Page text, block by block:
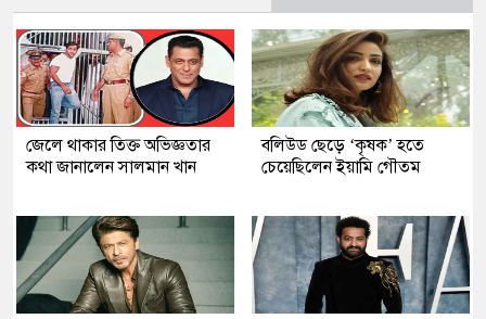
জেলে থাকার তিক্ত অভিজ্ঞতার
কথা জানালেন সালমান খান
বলিউড ছেড়ে ‘কৃষক’ হতে
চেয়েছিলেন ইয়ামি গৌতম